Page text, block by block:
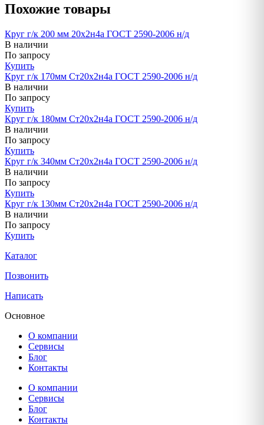
Похожие товары
Круг г/к 200 мм 20х2н4а ГОСТ 2590-2006 н/д
В наличии
По запросу
Купить
Круг г/к 170мм Ст20х2н4а ГОСТ 2590-2006 н/д
В наличии
По запросу
Купить
Круг г/к 180мм Ст20х2н4а ГОСТ 2590-2006 н/д
В наличии
По запросу
Купить
Круг г/к 340мм Ст20х2н4а ГОСТ 2590-2006 н/д
В наличии
По запросу
Купить
Круг г/к 130мм Ст20х2н4а ГОСТ 2590-2006 н/д
В наличии
По запросу
Купить
Каталог
Позвонить
Написать
Основное
О компании
Сервисы
Блог
Контакты
О компании
Сервисы
Блог
Контакты